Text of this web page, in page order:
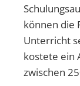
können die
Unterricht
kostete ein
zwischen